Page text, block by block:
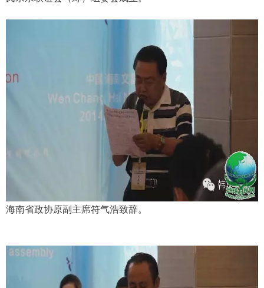
海南省政协原副主席符气浩致辞。